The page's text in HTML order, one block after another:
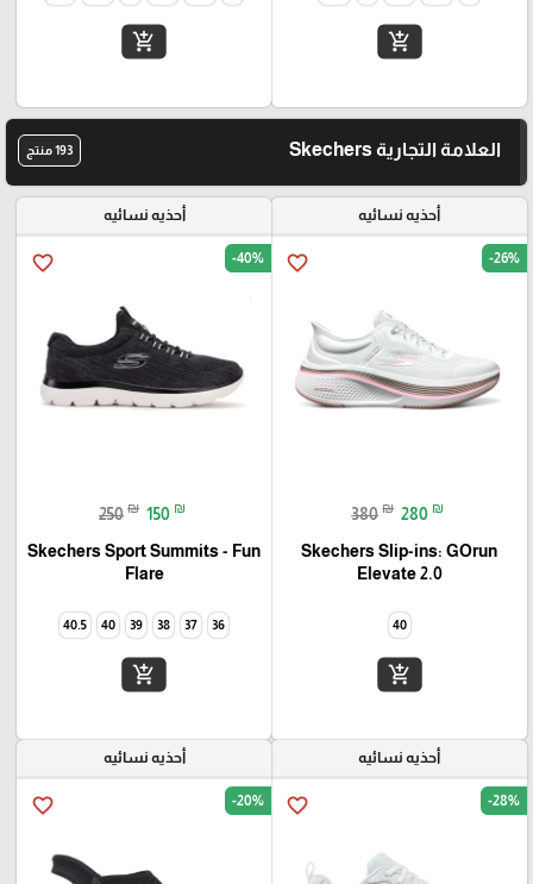
add_shopping_cart
add_shopping_cart
العلامة التجارية Skechers 193 منتج
أحذيه نسائيه
favorite_border -26%
380 ₪ 280 ₪
Skechers Slip-ins: GOrun
Elevate 2.0
40
add_shopping_cart
أحذيه نسائيه
favorite_border -40%
250 ₪ 150 ₪
Skechers Sport Summits - Fun
Flare‏
36
37
38
39
40
40.5
add_shopping_cart
أحذيه نسائيه
favorite_border -28%
أحذيه نسائيه
favorite_border -20%